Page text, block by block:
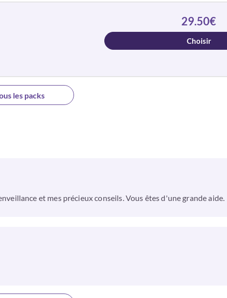
29.50€
Choisir
les packs
et mes précieux conseils. Vous êtes d'une grande aide.